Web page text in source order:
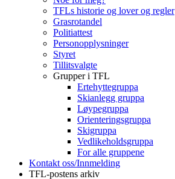
TFLs historie og lover og regler
Grasrotandel
Politiattest
Personopplysninger
Styret
Tillitsvalgte
Grupper i TFL
Ertehyttegruppa
Skianlegg gruppa
Løypegruppa
Orienteringsgruppa
Skigruppa
Vedlikeholdsgruppa
For alle gruppene
Kontakt oss/Innmelding
TFL-postens arkiv